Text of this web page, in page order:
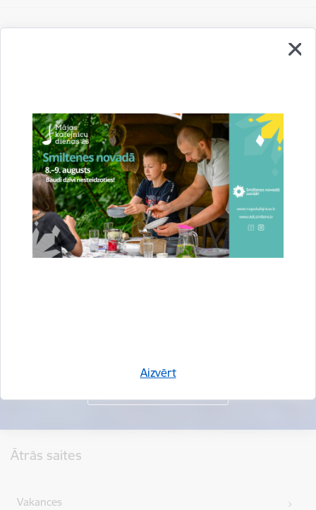
Aizvērt
Vai šī informācija bija noderīga?
Sniegt atsauksmi
Ātrās saites
Vakances